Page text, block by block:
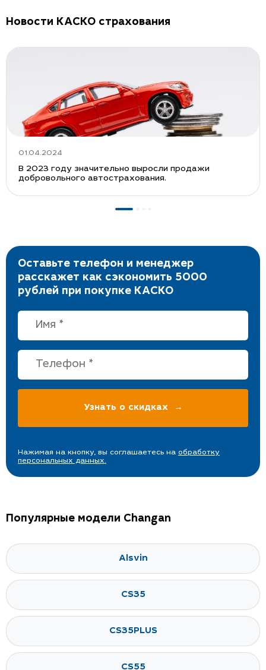
Новости КАСКО страхования
01.04.2024
В 2023 году значительно выросли продажи
добровольного автострахования.
Оставьте телефон и менеджер
расскажет как сэкономить 5000
рублей при покупке КАСКО
Нажимая на кнопку, вы соглашаетесь на обработку
персональных данных.
Популярные модели Changan
Alsvin
CS35
CS35PLUS
CS55